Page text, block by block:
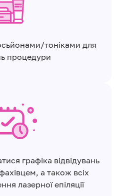
тоніками для
процедури
графіка відвідувань
а також всіх
лазерної епіляції